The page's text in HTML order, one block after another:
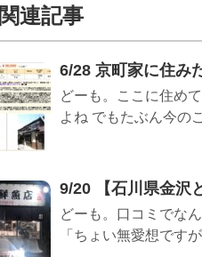
関連記事
6/28 京町家に住み
どーも。ここに住め
よね でもたぶん今の
9/20 【石川県金沢
どーも。口コミでな
「ちょい無愛想です